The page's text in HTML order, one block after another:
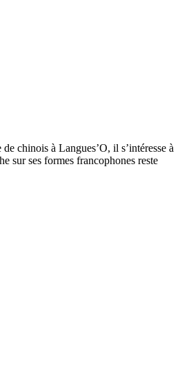
chinois à Langues’O, il s’intéresse à
sur ses formes francophones reste